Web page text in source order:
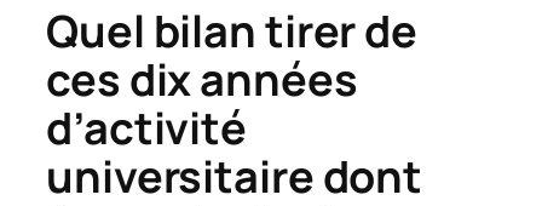
Quel bilan tirer de
ces dix années
d’activité
universitaire dont